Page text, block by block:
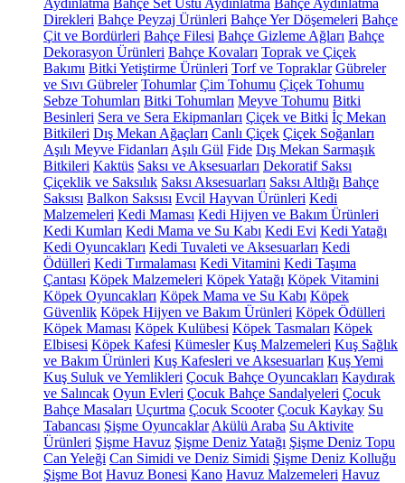
Aydınlatma Bahçe Set Üstü Aydınlatma Bahçe Aydınlatma
Direkleri Bahçe Peyzaj Ürünleri Bahçe Yer Döşemeleri Bahçe
Çit ve Bordürleri Bahçe Filesi Bahçe Gizleme Ağları Bahçe
Dekorasyon Ürünleri Bahçe Kovaları Toprak ve Çiçek
Bakımı Bitki Yetiştirme Ürünleri Torf ve Topraklar Gübreler
ve Sıvı Gübreler Tohumlar Çim Tohumu Çiçek Tohumu
Sebze Tohumları Bitki Tohumları Meyve Tohumu Bitki
Besinleri Sera ve Sera Ekipmanları Çiçek ve Bitki İç Mekan
Bitkileri Dış Mekan Ağaçları Canlı Çiçek Çiçek Soğanları
Aşılı Meyve Fidanları Aşılı Gül Fide Dış Mekan Sarmaşık
Bitkileri Kaktüs Saksı ve Aksesuarları Dekoratif Saksı
Çiçeklik ve Saksılık Saksı Aksesuarları Saksı Altlığı Bahçe
Saksısı Balkon Saksısı Evcil Hayvan Ürünleri Kedi
Malzemeleri Kedi Maması Kedi Hijyen ve Bakım Ürünleri
Kedi Kumları Kedi Mama ve Su Kabı Kedi Evi Kedi Yatağı
Kedi Oyuncakları Kedi Tuvaleti ve Aksesuarları Kedi
Ödülleri Kedi Tırmalaması Kedi Vitamini Kedi Taşıma
Çantası Köpek Malzemeleri Köpek Yatağı Köpek Vitamini
Köpek Oyuncakları Köpek Mama ve Su Kabı Köpek
Güvenlik Köpek Hijyen ve Bakım Ürünleri Köpek Ödülleri
Köpek Maması Köpek Kulübesi Köpek Tasmaları Köpek
Elbisesi Köpek Kafesi Kümesler Kuş Malzemeleri Kuş Sağlık
ve Bakım Ürünleri Kuş Kafesleri ve Aksesuarları Kuş Yemi
Kuş Suluk ve Yemlikleri Çocuk Bahçe Oyuncakları Kaydırak
ve Salıncak Oyun Evleri Çocuk Bahçe Sandalyeleri Çocuk
Bahçe Masaları Uçurtma Çocuk Scooter Çocuk Kaykay Su
Tabancası Şişme Oyuncaklar Akülü Araba Su Aktivite
Ürünleri Şişme Havuz Şişme Deniz Yatağı Şişme Deniz Topu
Can Yeleği Can Simidi ve Deniz Simidi Şişme Deniz Kolluğu
Şişme Bot Havuz Bonesi Kano Havuz Malzemeleri Havuz